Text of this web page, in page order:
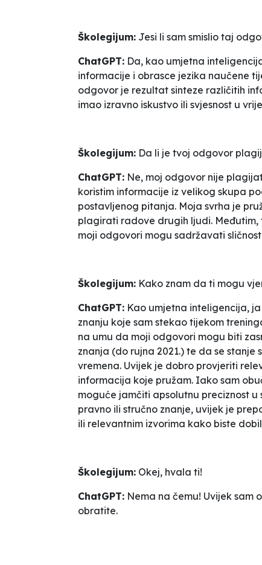
Školegijum: Jesi li sam smislio taj
ChatGPT: Da, kao umjetna
informacije i obrasce jezika naučene
odgovor je rezultat sinteze različitih
imao izravno iskustvo ili svjesnost u
Školegijum: Da li je tvoj odgovor
ChatGPT: Ne, moj odgovor nije
koristim informacije iz velikog skupa
postavljenog pitanja. Moja svrha je
plagirati radove drugih ljudi.
moji odgovori mogu sadržavati
Školegijum: Kako znam da ti mogu
ChatGPT: Kao umjetna inteligencija,
znanju koje sam stekao tijekom
na umu da moji odgovori mogu biti
znanja (do rujna 2021.) te da se
vremena. Uvijek je dobro provjeriti
informacija koje pružam. Iako sam
moguće jamčiti apsolutnu preciznost
pravno ili stručno znanje, uvijek je
ili relevantnim izvorima kako biste
Školegijum: Okej, hvala ti!
ChatGPT: Nema na čemu! Uvijek sam
obratite.